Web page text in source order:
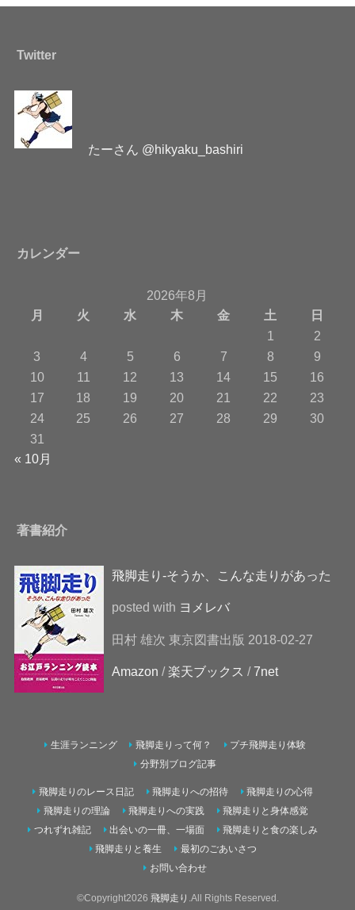
Twitter
たーさん @hikyaku_bashiri
カレンダー
2026年8月
月
火 水 木 金 土
日
1
2
3
4 5 6 7 8
9
10
11 12 13 14 15
16
17
18 19 20 21 22
23
24
25 26 27 28 29
30
31
« 10月
著書紹介
飛脚走り-そうか、こんな走りがあった
posted with ヨメレバ
田村 雄次 東京図書出版 2018-02-27
Amazon /楽天ブックス /7net
生涯ランニング 飛脚走りって何？
プチ飛脚走り体験
分野別ブログ記事
飛脚走りのレース日記 飛脚走りへの招待
飛脚走りの心得
飛脚走りの理論
飛脚走りへの実践
飛脚走りと身体感覚
つれずれ雑記
出会いの一冊、一場面
飛脚走りと食の楽しみ
飛脚走りと養生
最初のごあいさつ
お問い合わせ
©Copyright2026 飛脚走り .All Rights Reserved.